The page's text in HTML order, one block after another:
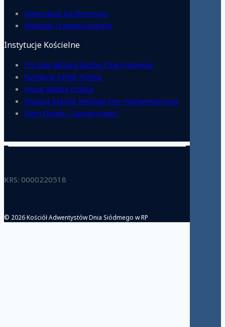
Generalna Konferencja
Wydział Transeuropejski
Instytucje Kościelne
Chrześcijańska Służba Charytatywna
Fundacja ADRA Polska
Hope Media Polska
Wyższa Szkoła Teologiczno-Humanistyczna
Dom Opieki „Samarytanin”
KRS: 0000220518
© 2026 Kościół Adwentystów Dnia Siódmego w RP